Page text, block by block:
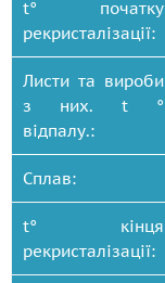
t° початку
рекристалізації:
Листи та вироби
з них. t °
відпалу.:
Сплав:
t° кінця
рекристалізації: